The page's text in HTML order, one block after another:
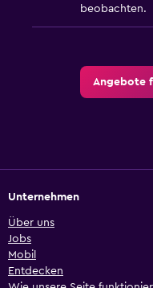
beobachten.
Angebote
Unternehmen
Über uns
Jobs
Mobil
Entdecken